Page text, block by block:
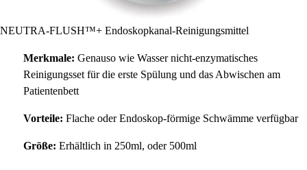
NEUTRA-FLUSH™+ Endoskopkanal-Reinigungsmittel
Merkmale: Genauso wie Wasser nicht-enzymatisches
Reinigungsset für die erste Spülung und das Abwischen am
Patientenbett
Vorteile: Flache oder Endoskop-förmige Schwämme verfügbar
Größe: Erhältlich in 250ml, oder 500ml